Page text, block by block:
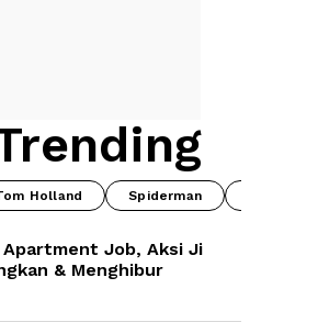
Holland Spiderman
Job, Aksi Ji
& Menghibur